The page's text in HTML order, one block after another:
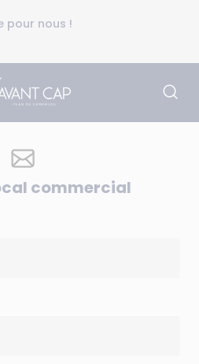
pour nous !
commercial